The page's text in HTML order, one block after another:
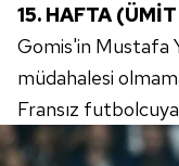
15. HAFTA
Gomis'in Mustafa
müdahalesi
Fransız